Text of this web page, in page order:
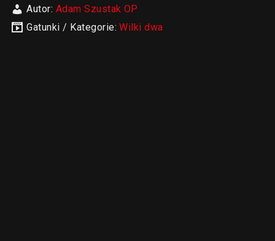
Autor: Adam Szustak OP
Gatunki / Kategorie:Wilki dwa